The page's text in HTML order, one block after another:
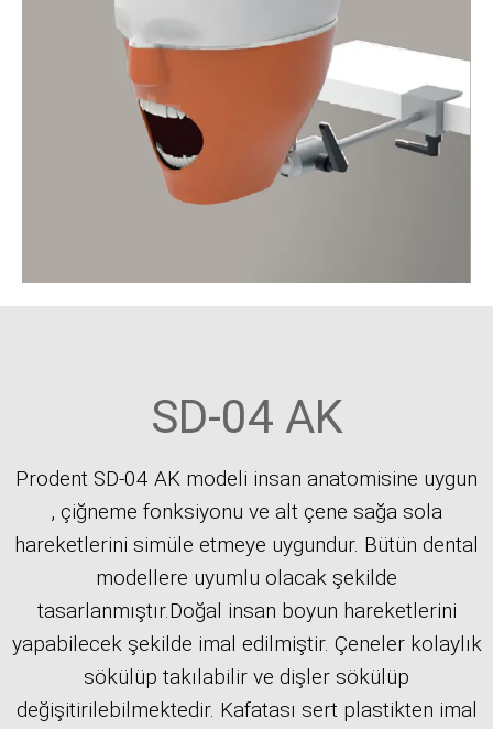
SD-04 AK
Prodent SD-04 AK modeli insan anatomisine uygun
, çiğneme fonksiyonu ve alt çene sağa sola
hareketlerini simüle etmeye uygundur. Bütün dental
modellere uyumlu olacak şekilde
tasarlanmıştır.Doğal insan boyun hareketlerini
yapabilecek şekilde imal edilmiştir. Çeneler kolaylık
sökülüp takılabilir ve dişler sökülüp
değişitirilebilmektedir. Kafatası sert plastikten imal